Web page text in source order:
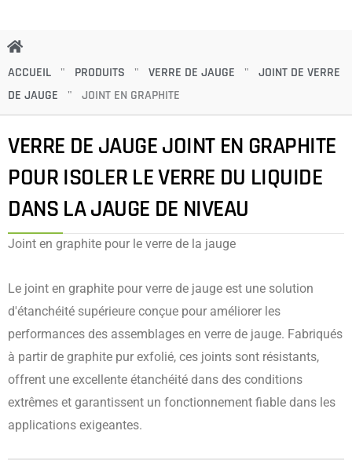
ACCUEIL " PRODUITS " VERRE DE JAUGE " JOINT DE VERRE
DE JAUGE " JOINT EN GRAPHITE
VERRE DE JAUGE JOINT EN GRAPHITE
POUR ISOLER LE VERRE DU LIQUIDE
DANS LA JAUGE DE NIVEAU
Joint en graphite pour le verre de la jauge
Le joint en graphite pour verre de jauge est une solution
d'étanchéité supérieure conçue pour améliorer les
performances des assemblages en verre de jauge. Fabriqués
à partir de graphite pur exfolié, ces joints sont résistants,
offrent une excellente étanchéité dans des conditions
extrêmes et garantissent un fonctionnement fiable dans les
applications exigeantes.